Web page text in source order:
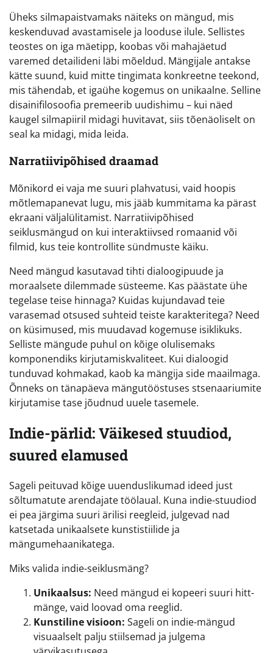
Üheks silmapaistvamaks näiteks on mängud, mis
keskenduvad avastamisele ja looduse ilule. Sellistes
teostes on iga mäetipp, koobas või mahajäetud
varemed detailideni läbi mõeldud. Mängijale antakse
kätte suund, kuid mitte tingimata konkreetne teekond,
mis tähendab, et igaühe kogemus on unikaalne. Selline
disainifilosoofia premeerib uudishimu – kui näed
kaugel silmapiiril midagi huvitavat, siis tõenäoliselt on
seal ka midagi, mida leida.
Narratiivipõhised draamad
Mõnikord ei vaja me suuri plahvatusi, vaid hoopis
mõtlemapanevat lugu, mis jääb kummitama ka pärast
ekraani väljalülitamist. Narratiivipõhised
seiklusmängud on kui interaktiivsed romaanid või
filmid, kus teie kontrollite sündmuste käiku.
Need mängud kasutavad tihti dialoogipuude ja
moraalsete dilemmade süsteeme. Kas päästate ühe
tegelase teise hinnaga? Kuidas kujundavad teie
varasemad otsused suhteid teiste karakteritega? Need
on küsimused, mis muudavad kogemuse isiklikuks.
Selliste mängude puhul on kõige olulisemaks
komponendiks kirjutamiskvaliteet. Kui dialoogid
tunduvad kohmakad, kaob ka mängija side maailmaga.
Õnneks on tänapäeva mängutööstuses stsenaariumite
kirjutamise tase jõudnud uuele tasemele.
Indie-pärlid: Väikesed stuudiod,
suured elamused
Sageli peituvad kõige uuenduslikumad ideed just
sõltumatute arendajate töölaual. Kuna indie-stuudiod
ei pea järgima suuri ärilisi reegleid, julgevad nad
katsetada unikaalsete kunstistiilide ja
mängumehaanikatega.
Miks valida indie-seiklusmäng?
Unikaalsus: Need mängud ei kopeeri suuri hitt-
mänge, vaid loovad oma reeglid.
Kunstiline visioon: Sageli on indie-mängud
visuaalselt palju stiilsemad ja julgema